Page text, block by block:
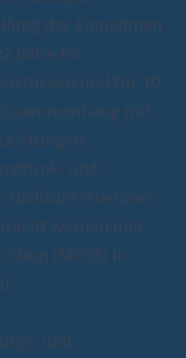
der Einnahmen
Jahre im
und für 10
mit
und
Nichtunternehmer
werden und
(MOSS) in
und